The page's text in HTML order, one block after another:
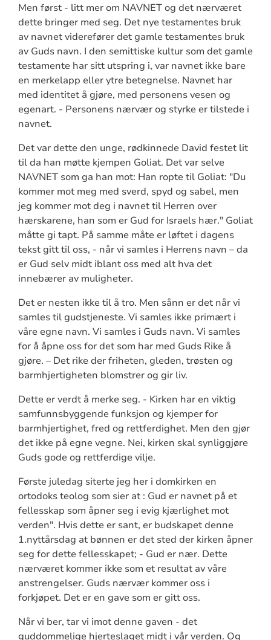
Men først - litt mer om NAVNET og det nærværet
dette bringer med seg. Det nye testamentes bruk
av navnet viderefører det gamle testamentes bruk
av Guds navn. I den semittiske kultur som det gamle
testamente har sitt utspring i, var navnet ikke bare
en merkelapp eller ytre betegnelse. Navnet har
med identitet å gjøre, med personens vesen og
egenart. - Personens nærvær og styrke er tilstede i
navnet.
Det var dette den unge, rødkinnede David festet lit
til da han møtte kjempen Goliat. Det var selve
NAVNET som ga han mot: Han ropte til Goliat: "Du
kommer mot meg med sverd, spyd og sabel, men
jeg kommer mot deg i navnet til Herren over
hærskarene, han som er Gud for Israels hær." Goliat
måtte gi tapt. På samme måte er løftet i dagens
tekst gitt til oss, - når vi samles i Herrens navn – da
er Gud selv midt iblant oss med alt hva det
innebærer av muligheter.
Det er nesten ikke til å tro. Men sånn er det når vi
samles til gudstjeneste. Vi samles ikke primært i
våre egne navn. Vi samles i Guds navn. Vi samles
for å åpne oss for det som har med Guds Rike å
gjøre. – Det rike der friheten, gleden, trøsten og
barmhjertigheten blomstrer og gir liv.
Dette er verdt å merke seg. - Kirken har en viktig
samfunnsbyggende funksjon og kjemper for
barmhjertighet, fred og rettferdighet. Men den gjør
det ikke på egne vegne. Nei, kirken skal synliggjøre
Guds gode og rettferdige vilje.
Første juledag siterte jeg her i domkirken en
ortodoks teolog som sier at : Gud er navnet på et
fellesskap som åpner seg i evig kjærlighet mot
verden". Hvis dette er sant, er budskapet denne
1.nyttårsdag at bønnen er det sted der kirken åpner
seg for dette fellesskapet; - Gud er nær. Dette
nærværet kommer ikke som et resultat av våre
anstrengelser. Guds nærvær kommer oss i
forkjøpet. Det er en gave som er gitt oss.
Når vi ber, tar vi imot denne gaven - det
guddommelige hjerteslaget midt i vår verden. Og